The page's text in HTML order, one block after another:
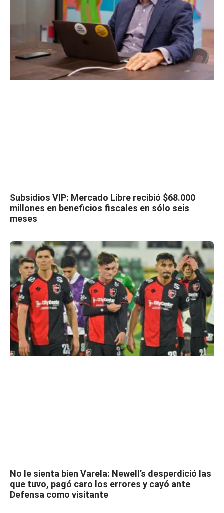
Subsidios VIP: Mercado Libre recibió $68.000
millones en beneficios fiscales en sólo seis
meses
No le sienta bien Varela: Newell’s desperdició las
que tuvo, pagó caro los errores y cayó ante
Defensa como visitante